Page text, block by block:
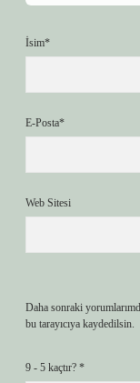
İsim*
E-Posta*
Web Sitesi
Daha sonraki
bu tarayıcıya kaydedilsin.
9 - 5 kaçtır? *